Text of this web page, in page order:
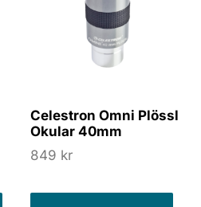
Celestron Omni Plössl
Okular 40mm
849 kr